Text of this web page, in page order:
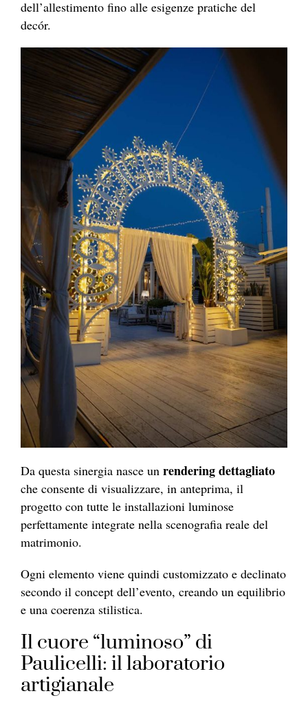
dell’allestimento fino alle esigenze pratiche del
decór.
Da questa sinergia nasce un rendering dettagliato
che consente di visualizzare, in anteprima, il
progetto con tutte le installazioni luminose
perfettamente integrate nella scenografia reale del
matrimonio.
Ogni elemento viene quindi customizzato e declinato
secondo il concept dell’evento, creando un equilibrio
e una coerenza stilistica.
Il cuore “luminoso” di
Paulicelli: il laboratorio
artigianale